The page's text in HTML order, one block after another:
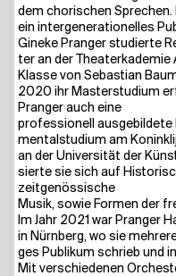
dem cho­ri­schen
ein inter­ge­ne­ra­tio­nel­les
Gine­ke Pran­ger stu­dier­te
ter an der Thea­ter­ka­de­mie
Klas­se von Sebas­ti­an
2020 ihr Mas­ter­stu­di­um
Pran­ger auch eine
pro­fes­sio­nell aus­ge­bil­de­te
men­tal­stu­di­um am
an der Uni­ver­si­tät der
sier­te sie sich auf
zeitgenössische
Musik, sowie For­men der
Im Jahr 2021 war Pran­ger
in Nürn­berg, wo sie
ges Publi­kum schrieb und
Mit ver­schie­de­nen